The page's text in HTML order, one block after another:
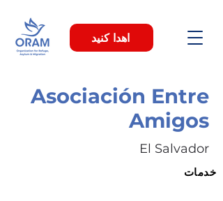
اهدا کنید
Asociación Entre
Amigos
El Salvador
خدمات